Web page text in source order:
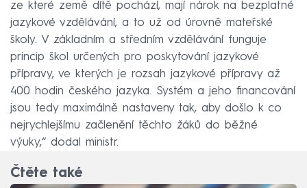
ze které země dítě pochází, mají nárok na bezplatné
jazykové vzdělávání, a to už od úrovně mateřské
školy. V základním a středním vzdělávání funguje
princip škol určených pro poskytování jazykové
přípravy, ve kterých je rozsah jazykové přípravy až
400 hodin českého jazyka. Systém a jeho financování
jsou tedy maximálně nastaveny tak, aby došlo k co
nejrychlejšímu začlenění těchto žáků do běžné
výuky,“ dodal ministr.
Čtěte také